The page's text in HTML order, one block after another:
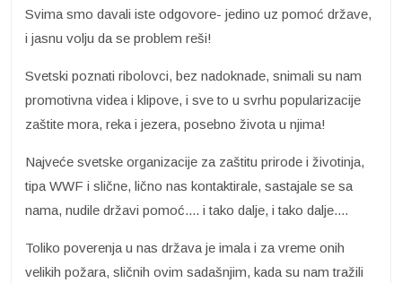
Svima smo davali iste odgovore- jedino uz pomoć države,
i jasnu volju da se problem reši!
Svetski poznati ribolovci, bez nadoknade, snimali su nam
promotivna videa i klipove, i sve to u svrhu popularizacije
zaštite mora, reka i jezera, posebno života u njima!
Najveće svetske organizacije za zaštitu prirode i životinja,
tipa WWF i slične, lično nas kontaktirale, sastajale se sa
nama, nudile državi pomoć.... i tako dalje, i tako dalje....
Toliko poverenja u nas država je imala i za vreme onih
velikih požara, sličnih ovim sadašnjim, kada su nam tražili